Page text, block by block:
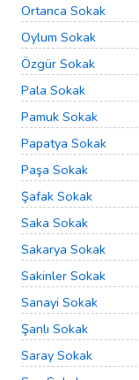
Ortanca Sokak
Oylum Sokak
Özgür Sokak
Pala Sokak
Pamuk Sokak
Papatya Sokak
Paşa Sokak
Şafak Sokak
Saka Sokak
Sakarya Sokak
Sakinler Sokak
Sanayi Sokak
Şanlı Sokak
Saray Sokak